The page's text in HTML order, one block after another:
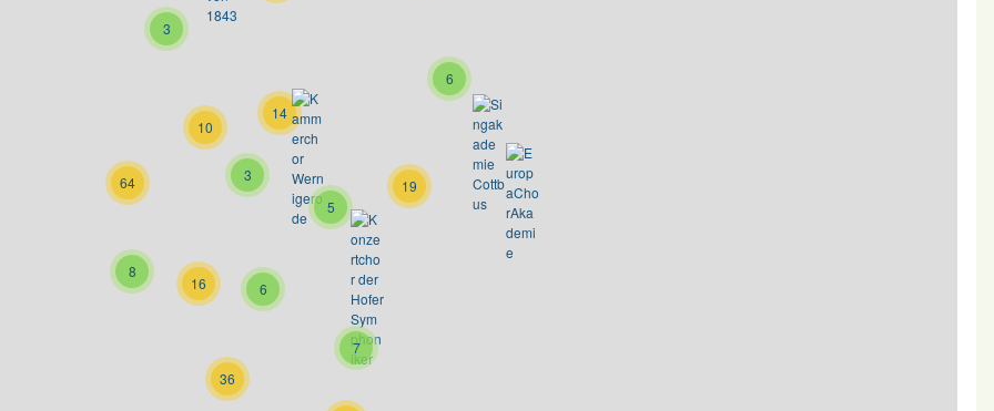
36
6
7
6
3
16
8
10
64
3
14
5
19